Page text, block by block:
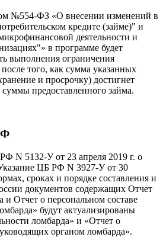
№554-ФЗ «О внесении изменений в
кредите (займе)" и
деятельности и
в программе будет
выполнения ограничения
того, как сумма указанных
и просрочку) достигнет
предоставленного займа.
N 5132-У от 23 апреля 2019 г. о
ЦБ РФ N 3927-У от 30
сроках и порядке составления и
документов содержащих Отчет
и Отчет о персональном составе
будут актуализированы
ломбарда» и «Отчет о
органом ломбарда».